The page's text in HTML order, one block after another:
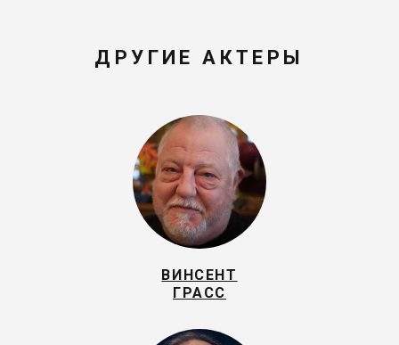
ДРУГИЕ АКТЕРЫ
ВИНСЕНТ
ГРАСС